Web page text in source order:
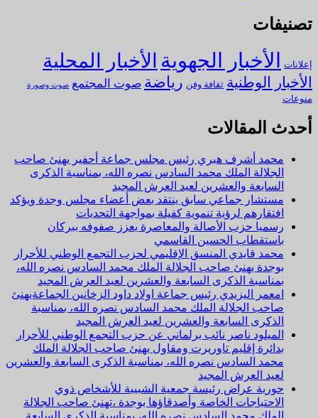
تصنيفات
إعلانات الأخبار الجهوية الأخبار المحلية
الأخبار الوطنية ثقافة وفن رياضة صوت المجتمع صوت وصورة
منوعات
أحدث المقالات
محمد أشرف هبري رئيس مجلس جماعة أحفير يهنئ صاحب
الجلالة الملك محمد السادس نصره الله، بمناسبة الذكرى
السابعة والعشرين لعيد العرش المجيد
مستشار جماعي سابق ينتقد بعض أعضاء مجلس وجدة ويؤكد
افتقارهم لرؤية تنموية كفيلة بمواجهة التحديات
رسميا حزب الأصالة والمعاصرة يعزز صفوفه ببركان
باستقطاب الحسين القاسمي
محمد قايدي المنسق الإقليمي لحزب التجمع الوطني للأحرار
بوجدة يهنئ صاحب الجلالة الملك محمد السادس نصره الله،
بمناسبة الذكرى السابعة والعشرين لعيد العرش المجيد
امعمر اليزيدي رئيس جماعة اولاد داود الزخانين الجماعةيهنئ
صاحب الجلالة الملك محمد السادس نصره الله، بمناسبة
الذكرى السابعة والعشرين لعيد العرش المجيد
الميلود ناصر نائب برلماني عن حزب التجمع الوطني للأحرار
بدائرة إقليم تاوريرت ومقاول يهنئ صاحب الجلالة الملك
محمد السادس نصره الله، بمناسبة الذكرى السابعة والعشرين
لعيد العرش المجيد
حورية عراض رئيسة جمعية الشبيبة للأشخاص ذوي
الاحتياجات الخاصة وأصدقاؤها بوجدة ،تهنئ صاحب الجلالة